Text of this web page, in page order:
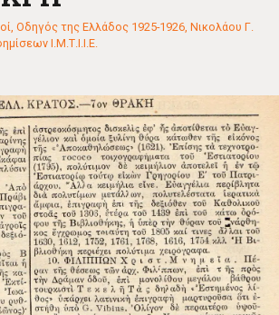
,Οδηγός της Ελλάδος 1925-1926, Νικολάου Γ.
Ι.Μ.Τ.Ι.Ι.Ε.